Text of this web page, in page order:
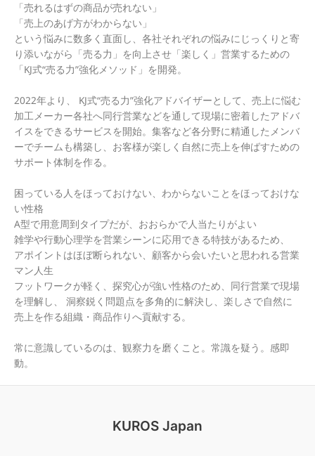
「売れるはずの商品が売れない」
「売上のあげ方がわからない」
という悩みに数多く直面し、各社それぞれの悩みにじっくりと寄
り添いながら「売る力」を向上させ「楽しく」営業するための
「KJ式“売る力”強化メソッド」を開発。
2022年より、 KJ式“売る力”強化アドバイザーとして、売上に悩む
加工メーカー各社へ同行営業などを通して現場に密着したアドバ
イスをできるサービスを開始。集客など各分野に精通したメンバ
ーでチームも構築し、お客様が楽しく自然に売上を伸ばすための
サポート体制を作る。
困っている人をほっておけない、わからないことをほっておけな
い性格
A型で用意周到タイプだが、おおらかで人当たりがよい
雑学や行動心理学を営業シーンに応用できる特技があるため、
アポイントはほぼ断られない、顧客から会いたいと思われる営業
マン人生
フットワークが軽く、探究心が強い性格のため、同行営業で現場
を理解し、 洞察鋭く問題点を多角的に解決し、楽しさで自然に
売上を作る組織・商品作りへ貢献する。
常に意識しているのは、観察力を磨くこと。常識を疑う。感即
動。
KUROS Japan